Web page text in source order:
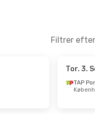
Filtrer efter
1
Tor. 3.
TAP